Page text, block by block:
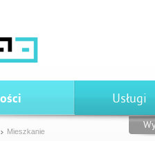
Usługi
Mieszkanie